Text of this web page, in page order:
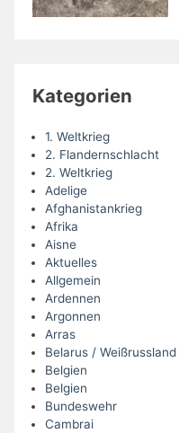
Kategorien
1. Weltkrieg
2. Flandernschlacht
2. Weltkrieg
Adelige
Afghanistankrieg
Afrika
Aisne
Aktuelles
Allgemein
Ardennen
Argonnen
Arras
Belarus / Weißrussland
Belgien
Belgien
Bundeswehr
Cambrai